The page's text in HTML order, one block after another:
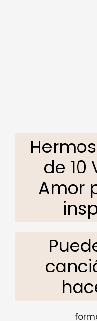
de 10
Amor